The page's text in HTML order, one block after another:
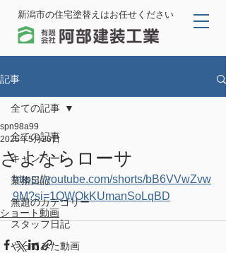
新潟市の住宅塗替えはお任せください
記事
全ての記事
キャンペーン
業務日記
無題のカテゴリー
スタッフ日記
やってみた動画
全ての記事
さよならローサ
spn98a99
2025年5月26日
https://youtube.com/shorts/bB6VVwZvw
9M?si=1QWOkKUmanSoLqBD
ショート動画